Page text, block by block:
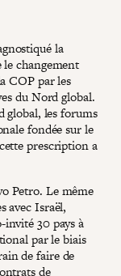
la
changement
COP par les
du Nord global.
global, les forums
fondée sur le
prescription a
Petro. Le même
avec Israël,
invité 30 pays à
par le biais
de faire de
de